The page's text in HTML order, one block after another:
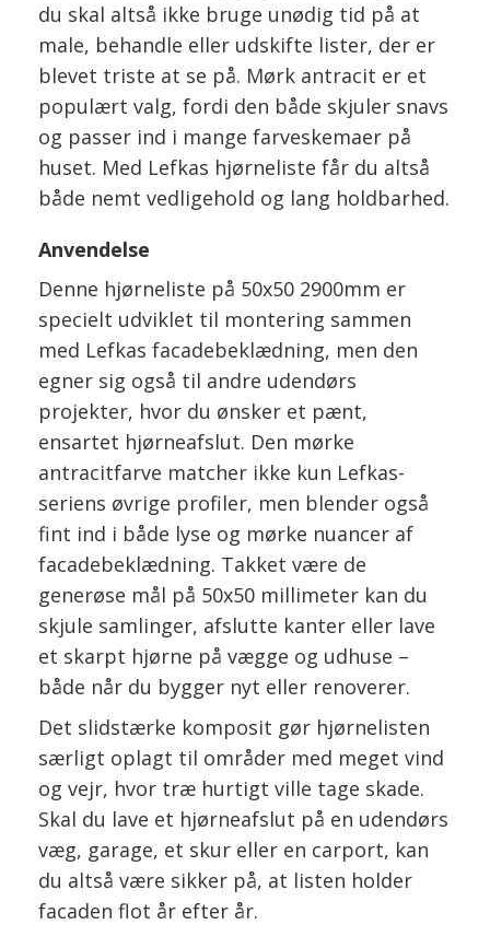
du skal altså ikke bruge unødig tid på at
male, behandle eller udskifte lister, der er
blevet triste at se på. Mørk antracit er et
populært valg, fordi den både skjuler snavs
og passer ind i mange farveskemaer på
huset. Med Lefkas hjørneliste får du altså
både nemt vedligehold og lang holdbarhed.
Anvendelse
Denne hjørneliste på 50x50 2900mm er
specielt udviklet til montering sammen
med Lefkas facadebeklædning, men den
egner sig også til andre udendørs
projekter, hvor du ønsker et pænt,
ensartet hjørneafslut. Den mørke
antracitfarve matcher ikke kun Lefkas-
seriens øvrige profiler, men blender også
fint ind i både lyse og mørke nuancer af
facadebeklædning. Takket være de
generøse mål på 50x50 millimeter kan du
skjule samlinger, afslutte kanter eller lave
et skarpt hjørne på vægge og udhuse –
både når du bygger nyt eller renoverer.
Det slidstærke komposit gør hjørnelisten
særligt oplagt til områder med meget vind
og vejr, hvor træ hurtigt ville tage skade.
Skal du lave et hjørneafslut på en udendørs
væg, garage, et skur eller en carport, kan
du altså være sikker på, at listen holder
facaden flot år efter år.